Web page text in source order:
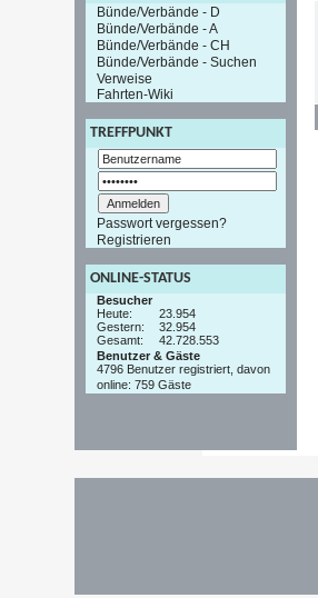
Bünde/Verbände - D
Bünde/Verbände - A
Bünde/Verbände - CH
Bünde/Verbände - Suchen
Verweise
Fahrten-Wiki
TREFFPUNKT
Passwort vergessen?
Registrieren
ONLINE-STATUS
Besucher
Heute:
23.954
Gestern:
32.954
Gesamt:
42.728.553
Benutzer & Gäste
4796 Benutzer registriert, davon
online: 759 Gäste